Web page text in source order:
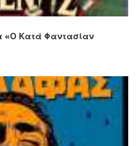
«Ο Κατά Φαντασίαν